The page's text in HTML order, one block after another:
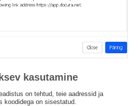
kasutamine
on tehtud, teie aadressid ja
koodidega on sisestatud.